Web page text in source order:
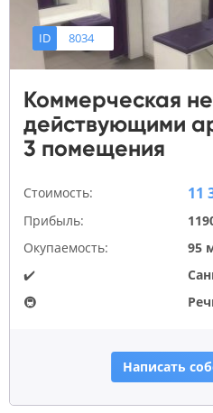
ID 8034
Коммерческая
действующими
3 помещения
Стоимость: 11
Прибыль:
Окупаемость:
95
✔️
🚇
Написать